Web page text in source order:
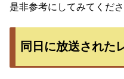
是非参考にしてみてくださ
同日に放送された